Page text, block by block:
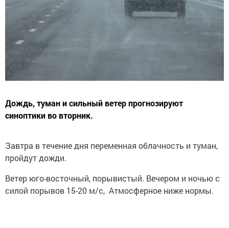
Дождь, туман и сильный ветер прогнозируют
синоптики во вторник.
Завтра в течение дня переменная облачность и туман,
пройдут дожди.
Ветер юго-восточный, порывистый. Вечером и ночью с
силой порывов 15-20 м/с, Атмосферное ниже нормы.